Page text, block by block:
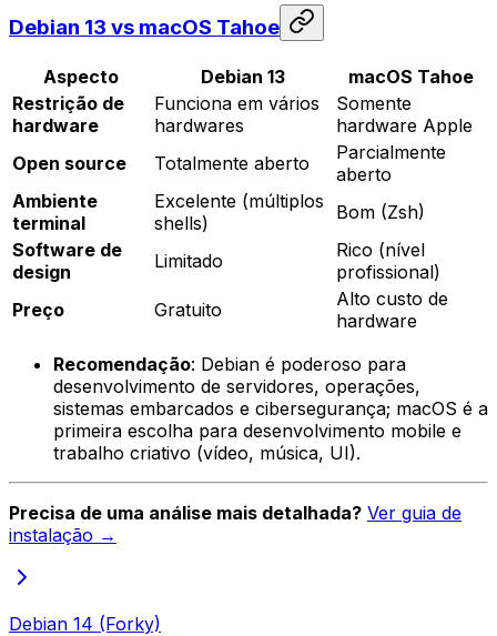
Debian 13 vs macOS Tahoe
Aspecto Debian 13
macOS Tahoe
Restrição de
hardware
Funciona em vários
hardwares
Somente
hardware Apple
Open source
Totalmente aberto
Parcialmente
aberto
Ambiente
terminal
Excelente (múltiplos
shells)
Bom (Zsh)
Software de
design
Limitado
Rico (nível
profissional)
Preço
Gratuito
Alto custo de
hardware
Recomendação: Debian é poderoso para
desenvolvimento de servidores, operações,
sistemas embarcados e cibersegurança; macOS é a
primeira escolha para desenvolvimento mobile e
trabalho criativo (vídeo, música, UI).
Precisa de uma análise mais detalhada? Ver guia de
instalação →
Debian 14 (Forky)